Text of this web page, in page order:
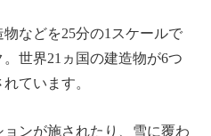
などを25分の1スケールで
世界21ヵ国の建造物が6つ
ています。
ンが施されたり、雪に覆わ